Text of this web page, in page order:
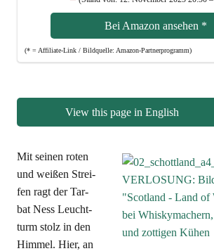
Bei Ama­zon anse­hen *
(* = Affi­lia­te-Link / Bild­quel­le: Amazon-Partnerprogramm)
View this page in English
Mit sei­nen roten
und wei­ßen Strei­
fen ragt der Tar­
bat Ness Leucht­
turm stolz in den
Him­mel. Hier, an